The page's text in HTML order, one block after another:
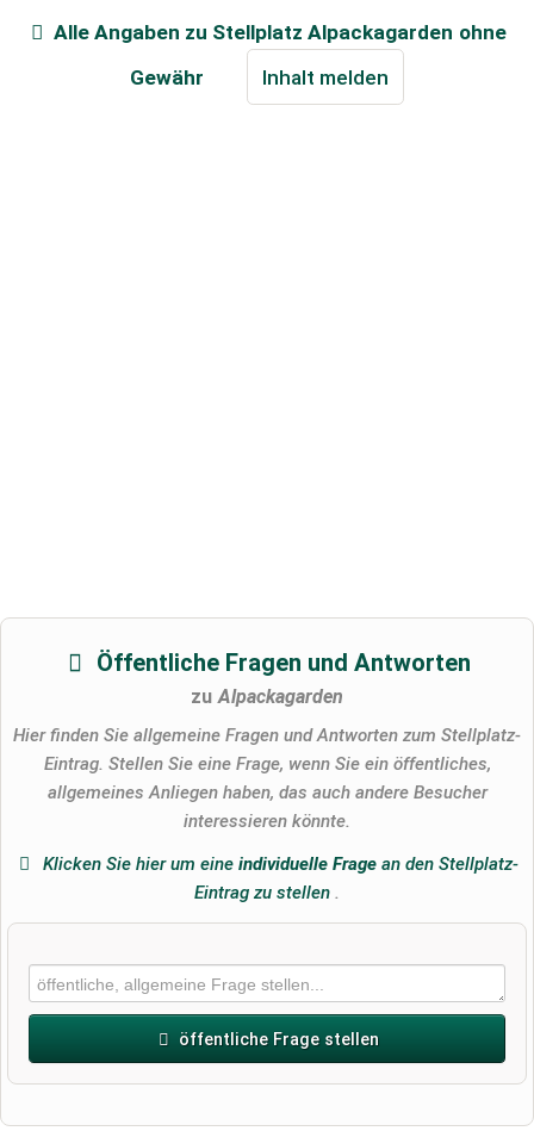
Alle Angaben zu Stellplatz Alpackagarden ohne
Gewähr
Inhalt melden
Öffentliche Fragen und Antworten
zu Alpackagarden
Hier finden Sie allgemeine Fragen und Antworten zum Stellplatz-
Eintrag. Stellen Sie eine Frage, wenn Sie ein öffentliches,
allgemeines Anliegen haben, das auch andere Besucher
interessieren könnte.
Klicken Sie hier um eineindividuelle Frage an den Stellplatz-
Eintrag zu stellen .
öffentliche Frage stellen